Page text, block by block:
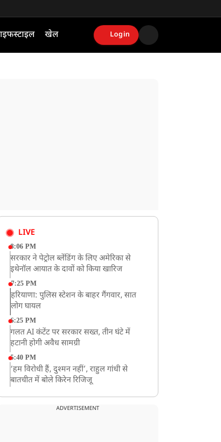
खेल Login
LIVE
8:06 PM
सरकार ने पेट्रोल ब्लेंडिंग के लिए अमेरिका से
इथेनॉल आयात के दावों को किया खारिज
7:25 PM
हरियाणा: पुलिस स्टेशन के बाहर गैंगवार, सात
लोग घायल
6:25 PM
गलत AI कंटेंट पर सरकार सख्त, तीन घंटे में
हटानी होगी अवैध सामग्री
5:40 PM
‘हम विरोधी हैं, दुश्मन नहीं’, राहुल गांधी से
बातचीत में बोले किरेन रिजिजू
झारखंड के छात्रों को CJP का समर्थन, रांची पहुंच
ADVERTISEMENT